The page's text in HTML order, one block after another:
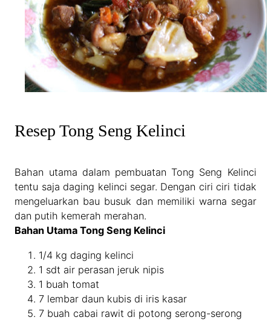
Resep Tong Seng Kelinci
Bahan utama dalam pembuatan Tong Seng Kelinci
tentu saja daging kelinci segar. Dengan ciri ciri tidak
mengeluarkan bau busuk dan memiliki warna segar
dan putih kemerah merahan.
Bahan Utama Tong Seng Kelinci
1/4 kg daging kelinci
1 sdt air perasan jeruk nipis
1 buah tomat
7 lembar daun kubis di iris kasar
7 buah cabai rawit di potong serong-serong